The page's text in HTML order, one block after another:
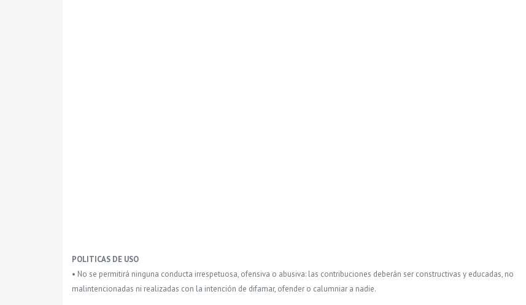
POLITICAS DE USO
• No se permitirá ninguna conducta irrespetuosa, ofensiva o abusiva: las contribuciones deberán ser constructivas y educadas, no
malintencionadas ni realizadas con la intención de difamar, ofender o calumniar a nadie.